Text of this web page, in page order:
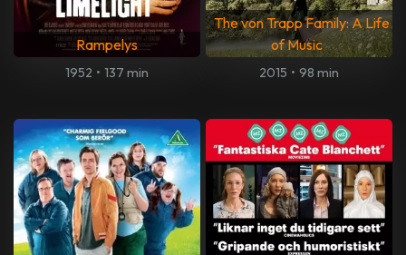
Rampelys
1952 • 137 min
The von Trapp Family: A Life
of Music
2015 • 98 min